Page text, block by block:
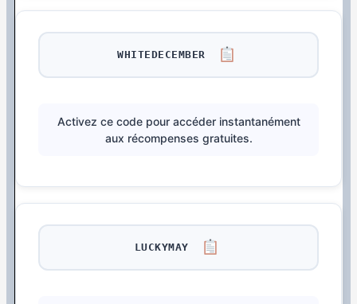
WHITEDECEMBER
Activez ce code pour accéder instantanément
aux récompenses gratuites.
LUCKYMAY